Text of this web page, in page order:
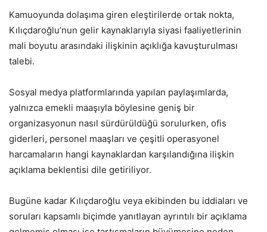
Kamuoyunda dolaşıma giren eleştirilerde ortak nokta,
Kılıçdaroğlu’nun gelir kaynaklarıyla siyasi faaliyetlerinin
mali boyutu arasındaki ilişkinin açıklığa kavuşturulması
talebi.
Sosyal medya platformlarında yapılan paylaşımlarda,
yalnızca emekli maaşıyla böylesine geniş bir
organizasyonun nasıl sürdürüldüğü sorulurken, ofis
giderleri, personel maaşları ve çeşitli operasyonel
harcamaların hangi kaynaklardan karşılandığına ilişkin
açıklama beklentisi dile getiriliyor.
Bugüne kadar Kılıçdaroğlu veya ekibinden bu iddiaları ve
soruları kapsamlı biçimde yanıtlayan ayrıntılı bir açıklama